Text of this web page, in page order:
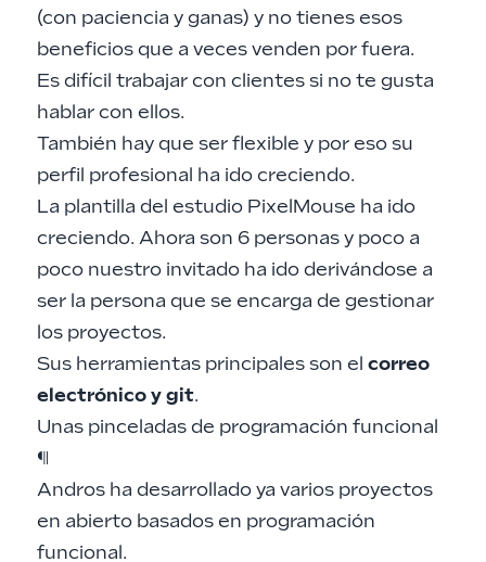
(con paciencia y ganas) y no tienes esos
beneficios que a veces venden por fuera.
Es difícil trabajar con clientes si no te gusta
hablar con ellos.
También hay que ser flexible y por eso su
perfil profesional ha ido creciendo.
La plantilla del estudio PixelMouse ha ido
creciendo. Ahora son 6 personas y poco a
poco nuestro invitado ha ido derivándose a
ser la persona que se encarga de gestionar
los proyectos.
Sus herramientas principales son el correo
electrónico y git.
Unas pinceladas de programación funcional
¶
Andros ha desarrollado ya varios proyectos
en abierto basados en programación
funcional.